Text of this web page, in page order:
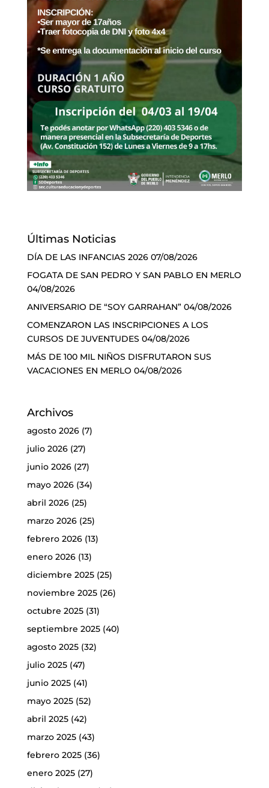
Últimas Noticias
DÍA DE LAS INFANCIAS 2026 07/08/2026
FOGATA DE SAN PEDRO Y SAN PABLO EN MERLO
04/08/2026
ANIVERSARIO DE “SOY GARRAHAN” 04/08/2026
COMENZARON LAS INSCRIPCIONES A LOS
CURSOS DE JUVENTUDES 04/08/2026
MÁS DE 100 MIL NIÑOS DISFRUTARON SUS
VACACIONES EN MERLO 04/08/2026
Archivos
agosto 2026(7)
julio 2026(27)
junio 2026(27)
mayo 2026(34)
abril 2026(25)
marzo 2026(25)
febrero 2026(13)
enero 2026(13)
diciembre 2025(25)
noviembre 2025(26)
octubre 2025(31)
septiembre 2025(40)
agosto 2025(32)
julio 2025(47)
junio 2025(41)
mayo 2025(52)
abril 2025(42)
marzo 2025(43)
febrero 2025(36)
enero 2025(27)